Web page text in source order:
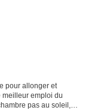
pour allonger et
meilleur emploi du
pas au soleil,